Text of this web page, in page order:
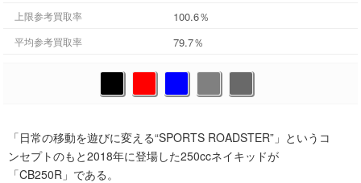
上限参考買取率 100.6％
平均参考買取率 79.7％
「日常の移動を遊びに変える“SPORTS ROADSTER”」というコ
ンセプトのもと2018年に登場した250ccネイキッドが
「CB250R」である。